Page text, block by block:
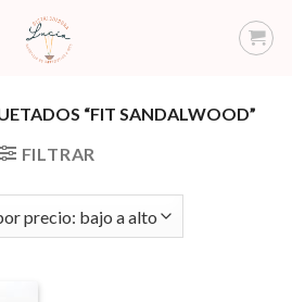
“FIT SANDALWOOD”
FILTRAR